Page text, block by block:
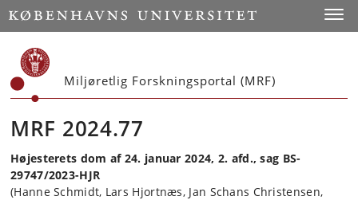
Start
Miljøretlig Forskningsportal (MRF)
MRF 2024.77
Højesterets dom af 24. januar 2024, 2. afd., sag BS-
29747/2023-HJR
(Hanne Schmidt, Lars Hjortnæs, Jan Schans Christensen,